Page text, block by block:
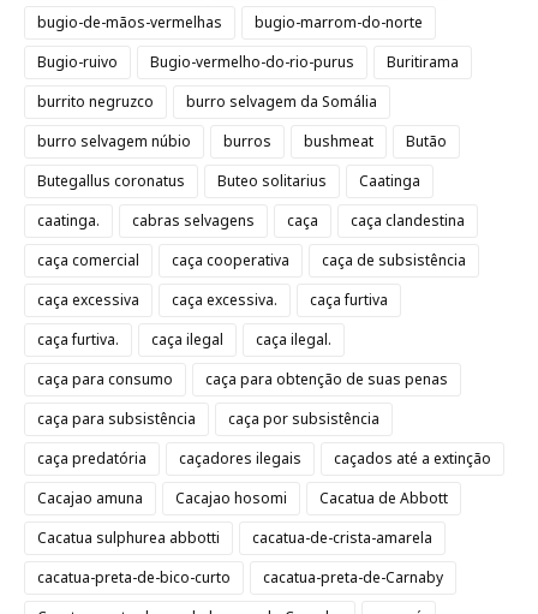
bugio-de-mãos-vermelhas
bugio-marrom-do-norte
Bugio-ruivo
Bugio-vermelho-do-rio-purus
Buritirama
burrito negruzco
burro selvagem da Somália
burro selvagem núbio
burros bushmeat
Butão
Butegallus coronatus
Buteo solitarius
Caatinga
caatinga.
cabras selvagens caça
caça clandestina
caça comercial
caça cooperativa
caça de subsistência
caça excessiva
caça excessiva.
caça furtiva
caça furtiva.
caça ilegal
caça ilegal.
caça para consumo
caça para obtenção de suas penas
caça para subsistência
caça por subsistência
caça predatória
caçadores ilegais
caçados até a extinção
Cacajao amuna
Cacajao hosomi
Cacatua de Abbott
Cacatua sulphurea abbotti
cacatua-de-crista-amarela
cacatua-preta-de-bico-curto
cacatua-preta-de-Carnaby